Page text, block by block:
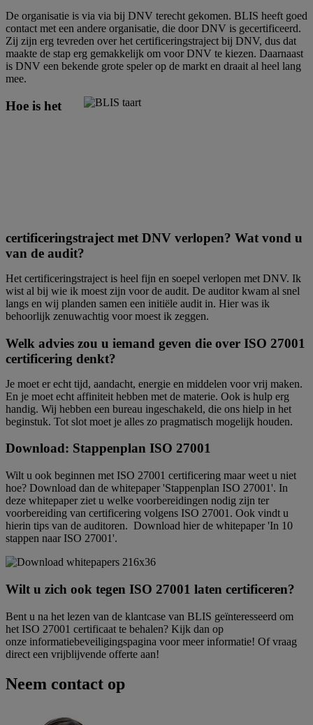
De organisatie is via via bij DNV terecht gekomen. BLIS heeft goed
contact met een andere organisatie, die door DNV is gecertificeerd.
Zij zijn erg tevreden over het certificeringstraject bij DNV, dus dat
maakte de stap erg gemakkelijk om voor DNV te kiezen. Daarnaast
is DNV een bekende grote speler op de markt en draait al heel lang
mee.
Hoe is het
certificeringstraject met DNV verlopen? Wat vond u
van de audit?
Het certificeringstraject is heel fijn en soepel verlopen met DNV. Ik
wist al bij wie ik moest zijn voor de audit. De auditor kwam al snel
langs en wij planden samen een initiële audit in. Hier was ik
behoorlijk zenuwachtig voor moest ik zeggen.
Welk advies zou u iemand geven die over ISO 27001
certificering denkt?
Je moet er echt tijd, aandacht, energie en middelen voor vrij maken.
En je moet echt affiniteit hebben met de materie. Ook is hulp erg
handig. Wij hebben een bureau ingeschakeld, die ons hielp in het
beginstuk. Tot slot moet je alles zo pragmatisch mogelijk houden.
Download: Stappenplan ISO 27001
Wilt u ook beginnen met ISO 27001 certificering maar weet u niet
hoe? Download dan de whitepaper 'Stappenplan ISO 27001'. In
deze whitepaper ziet u welke voorbereidingen nodig zijn ter
voorbereiding van certificering volgens ISO 27001. Ook vindt u
hierin tips van de auditoren. Download hier de whitepaper 'In 10
stappen naar ISO 27001'.
Wilt u zich ook tegen ISO 27001 laten certificeren?
Bent u na het lezen van de klantcase van BLIS geïnteresseerd om
het ISO 27001 certificaat te behalen? Kijk dan op
onze informatiebeveiligingspagina voor meer informatie! Of vraag
direct een vrijblijvende offerte aan!
Neem contact op